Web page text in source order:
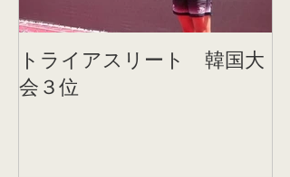
トライアスリート 韓国大
会３位